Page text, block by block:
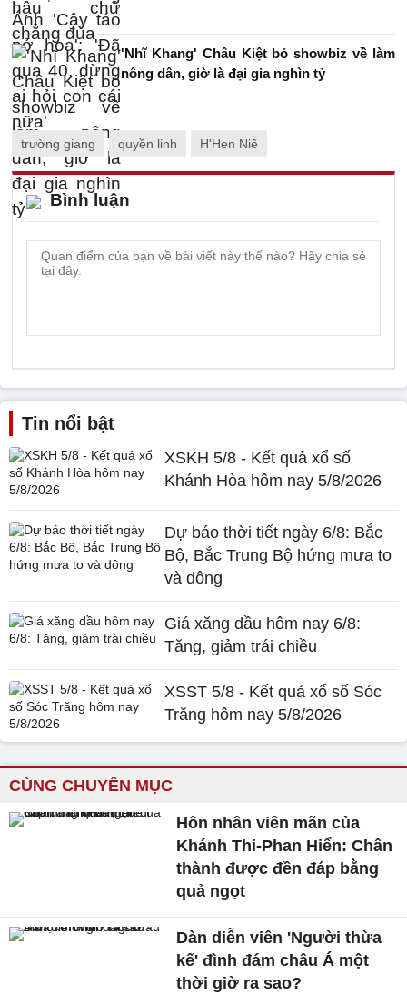
'Nhĩ Khang' Châu Kiệt bỏ showbiz về làm
nông dân, giờ là đại gia nghìn tỷ
trường giang quyền linh H'Hen Niê
Bình luận
Tin nổi bật
XSKH 5/8 - Kết quả xổ số
Khánh Hòa hôm nay 5/8/2026
Dự báo thời tiết ngày 6/8: Bắc
Bộ, Bắc Trung Bộ hứng mưa to
và dông
Giá xăng dầu hôm nay 6/8:
Tăng, giảm trái chiều
XSST 5/8 - Kết quả xổ số Sóc
Trăng hôm nay 5/8/2026
CÙNG CHUYÊN MỤC
Hôn nhân viên mãn của
Khánh Thi-Phan Hiển: Chân
thành được đền đáp bằng
quả ngọt
Dàn diễn viên 'Người thừa
kế' đình đám châu Á một
thời giờ ra sao?